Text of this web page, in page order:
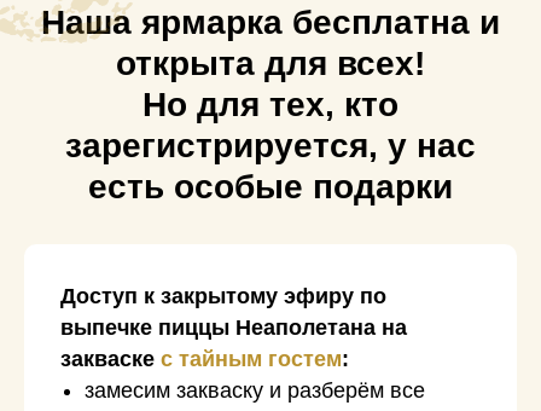
Наша ярмарка бесплатна и
открыта для всех!
Но для тех, кто
зарегистрируется, у нас
есть особые подарки
Доступ к закрытому эфиру по
выпечке пиццы Неаполетана на
закваске с тайным гостем:
замесим закваску и разберём все
ЗАРЕГИСТРИРОВАТЬСЯ
И принять участие в беспроигрышной
лотерее Колесо Фортуны